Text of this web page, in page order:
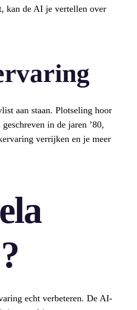
kan de AI je vertellen over
aan staan. Plotseling hoor
in de jaren ’80,
verrijken en je meer
echt verbeteren. De AI-